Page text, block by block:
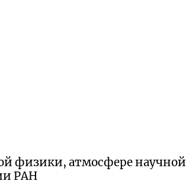
физики, атмосфере научной
РАН